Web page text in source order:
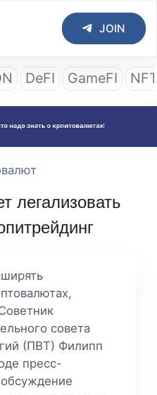
JOIN
DeFI GameFI
легализовать
совета
(ПВТ) Филипп
пресс-